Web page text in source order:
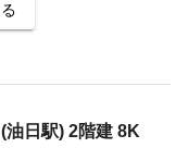
油日駅) 2階建 8K